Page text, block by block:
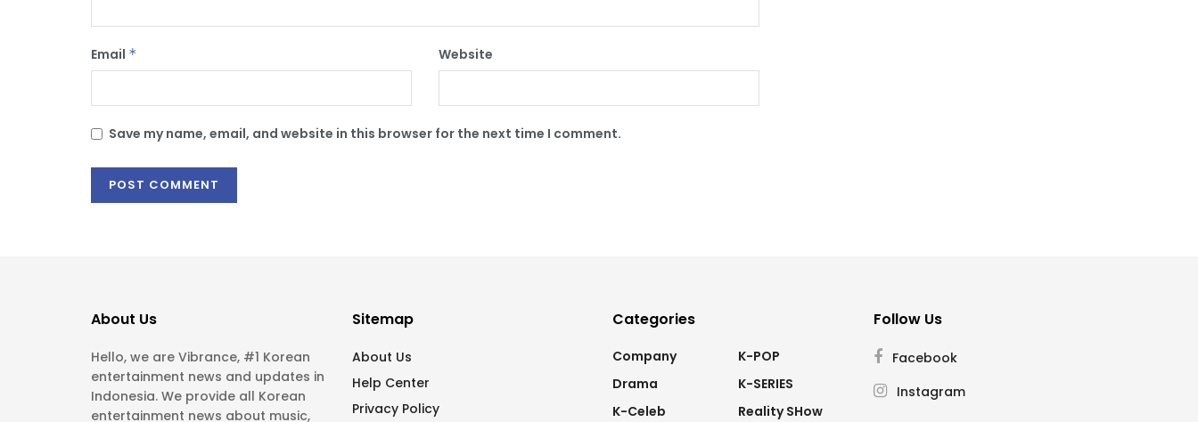
Email * Website
Save my name, email, and website in this browser for the next time I comment.
About Us
Hello, we are Vibrance, #1 Korean
entertainment news and updates in
Indonesia. We provide all Korean
entertainment news about music,
Sitemap
About Us
Help Center
Privacy Policy
Categories
Company
Drama
K-Celeb
K-POP
K-SERIES
Reality SHow
Follow Us
Facebook
Instagram